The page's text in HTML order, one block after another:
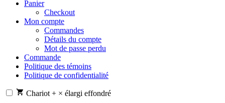
Panier
Checkout
Mon compte
Commandes
Détails du compte
Mot de passe perdu
Commande
Politique des témoins
Politique de confidentialité
Chariot + × élargi effondré